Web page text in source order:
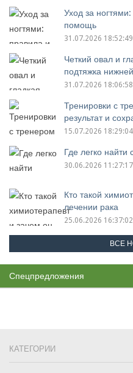
Уход за
помощь
31.07.2026 18:52:49
Четкий овал и
подтяжка
31.07.2026 18:06:58
Тренировки с
результат и
15.07.2026 18:29:04
Где легко найти
30.06.2026 11:27:17
Кто такой
лечении рака
25.06.2026 16:37:02
ВСЕ
Спецпредложения
КАТЕГОРИИ